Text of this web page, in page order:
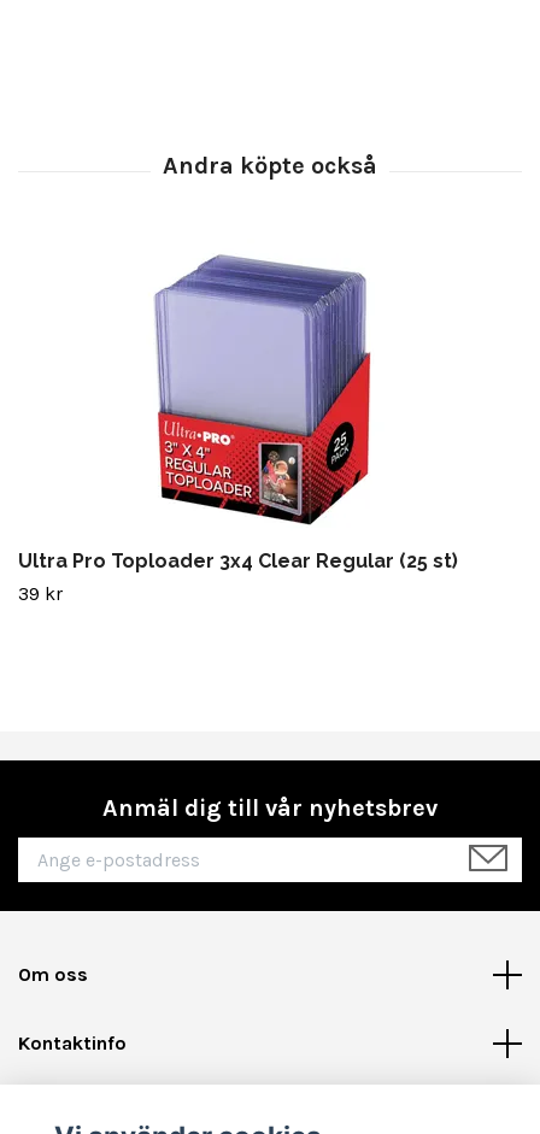
Ultra Pro Toploader 3x4 Clear Regular (25 st)
39 kr
Anmäl dig till vår nyhetsbrev
Om oss
Kontaktinfo